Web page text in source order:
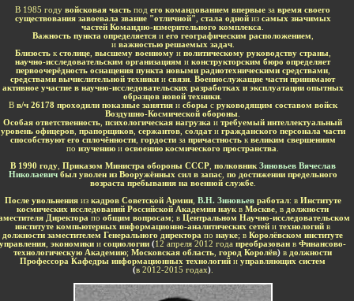
В 1985 году войсковая часть под его командованием впервые за время своего
существования завоевала звание "отличной"
стала однойизсамых значимых
частей Командно-измерительного комплекса
Важность пункта определяется и его географическим расположением
и важностью решаемых задач.
Близость кстолице, высшему военномуиполитическому руководству страны,
научно-исследовательским организациям и конструкторским бюро определяет
первоочерёдность оснащения пункта новыми радиотехническими средствами,
средствами вычислительной техники и связи Военнослужащие части принимают
активное участие в научно-исследовательских разработках и эксплуатации опытных
образцов новой техники
В в/ч 26178 проходили показные занятияи сборы сруководящим составом войск
Воздушно-Космической обороны
Особая ответственность психологическая нагрузка и требуемый интеллектуальный
уровень офицеров, прапорщиков, сержантов, солдати гражданского персонала части
способствуют его сплочённости, гордости за причастность к великим свершениям
по изучению и освоению космического пространства
В 1990 году, Приказом Министра обороны СССР, полковник Зиновьев Вячеслав
Николаевич был уволен из Вооружённых сил в запас, по достижении предельного
возраста пребывания на военной службе.
После увольнения из кадров Советской Армии, В.Н. Зиновьевработал: в Институте
космических исследований Российской Академии наук в Москве , в должности
Директора по общим вопросам; в Центральном Научно-исследовательском
институте компьютерных информационно-аналитических сетей и технологий в
должности заместителем Генерального директора по науке; в Королёвском институте
управления экономики и социологии (12 апреля 2012 года преобразован в Финансово-
технологическую Академию; Московская область город Королёв) в должности
Профессора Кафедры информационных технологий и управляющих систем
(в 2012-2015 годах).